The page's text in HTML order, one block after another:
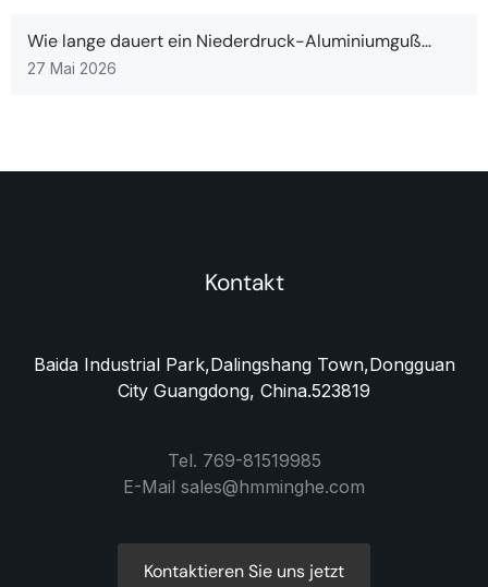
Wie lange dauert ein Niederdruck-Aluminiumguß...
27 Mai 2026
Kontakt
Baida Industrial Park,Dalingshang Town,Dongguan
City Guangdong, China.523819
Tel. 769-81519985
E-Mail sales@hmminghe.com
Kontaktieren Sie uns jetzt